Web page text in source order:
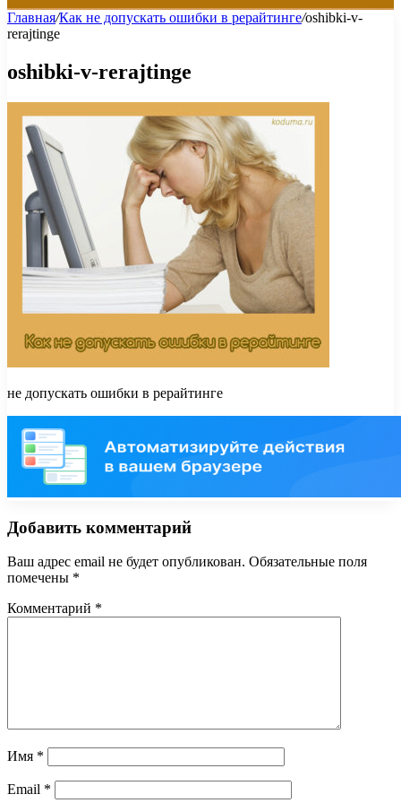
Главная/Как не допускать ошибки в рерайтинге/oshibki-v-
rerajtinge
oshibki-v-rerajtinge
не допускать ошибки в рерайтинге
Добавить комментарий
Ваш адрес email не будет опубликован. Обязательные поля
помечены *
Комментарий *
Имя *
Email *